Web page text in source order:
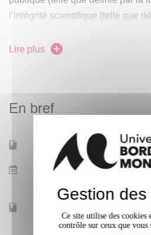
l’intégrité scientifique (telle que
recherche.
de procédures et de plans de
référent.e.s dont une partie des
Lire plus
En bref
Mobilité d'études Non
Date de début des
1
Gestion des
Ce site utilise des cookies
contrôle sur ceux que vous